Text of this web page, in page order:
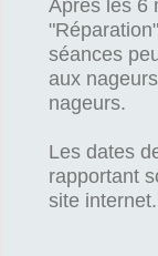
Après les 6
séances
aux
nageurs.
Les dates
rapportant
site internet.